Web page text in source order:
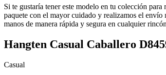
Si te gustaría tener este modelo en tu colección
paquete con el mayor cuidado y realizamos el envío
manos de manera rápida y segura en cualquier
Hangten Casual Caballero
Casual